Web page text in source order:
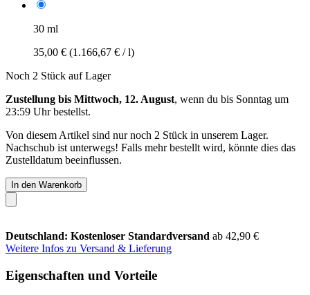
30 ml
35,00 € (1.166,67 € / l)
Noch 2 Stück auf Lager
Zustellung bis Mittwoch, 12. August, wenn du bis Sonntag um
23:59 Uhrbestellst.
Von diesem Artikel sind nur noch 2 Stück in unserem Lager.
Nachschub ist unterwegs! Falls mehr bestellt wird, könnte dies das
Zustelldatum beeinflussen.
In den Warenkorb
Deutschland: Kostenloser Standardversand ab 42,90 €
Weitere Infos zu Versand & Lieferung
Eigenschaften und Vorteile